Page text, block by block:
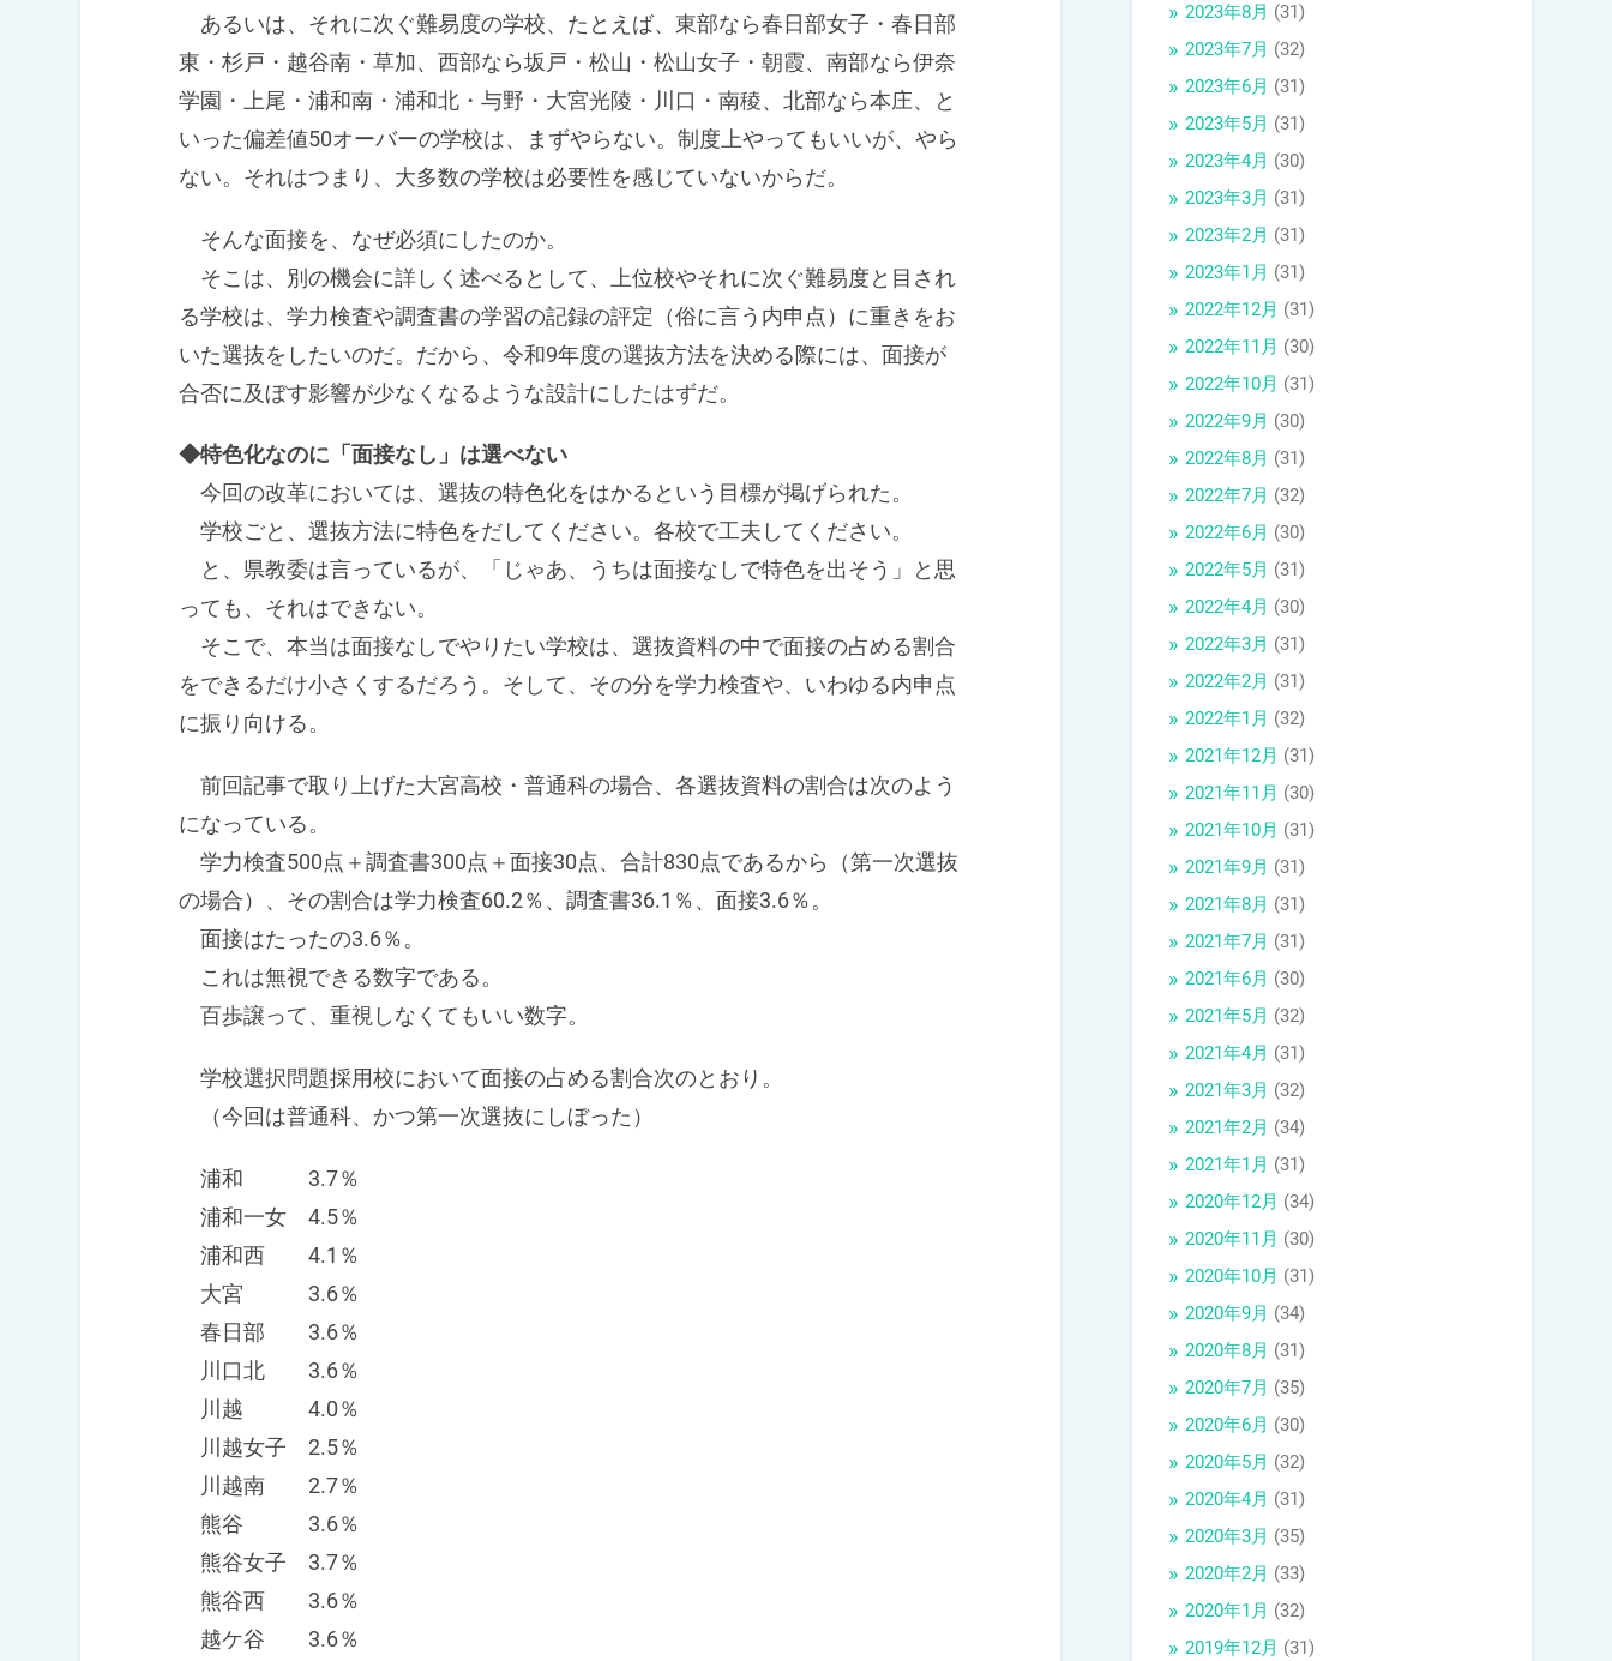
あるいは、それに次ぐ難易度の学校、たとえば、東部なら春日部女子・春日部
東・杉戸・越谷南・草加、西部なら坂戸・松山・松山女子・朝霞、南部なら伊奈
学園・上尾・浦和南・浦和北・与野・大宮光陵・川口・南稜、北部なら本庄、と
いった偏差値50オーバーの学校は、まずやらない。制度上やってもいいが、やら
ない。それはつまり、大多数の学校は必要性を感じていないからだ。
そんな面接を、なぜ必須にしたのか。
そこは、別の機会に詳しく述べるとして、上位校やそれに次ぐ難易度と目され
る学校は、学力検査や調査書の学習の記録の評定（俗に言う内申点）に重きをお
いた選抜をしたいのだ。だから、令和9年度の選抜方法を決める際には、面接が
合否に及ぼす影響が少なくなるような設計にしたはずだ。
◆特色化なのに「面接なし」は選べない
今回の改革においては、選抜の特色化をはかるという目標が掲げられた。
学校ごと、選抜方法に特色をだしてください。各校で工夫してください。
と、県教委は言っているが、「じゃあ、うちは面接なしで特色を出そう」と思
っても、それはできない。
そこで、本当は面接なしでやりたい学校は、選抜資料の中で面接の占める割合
をできるだけ小さくするだろう。そして、その分を学力検査や、いわゆる内申点
に振り向ける。
前回記事で取り上げた大宮高校・普通科の場合、各選抜資料の割合は次のよう
になっている。
学力検査500点＋調査書300点＋面接30点、合計830点であるから（第一次選抜
の場合）、その割合は学力検査60.2％、調査書36.1％、面接3.6％。
面接はたったの3.6％。
これは無視できる数字である。
百歩譲って、重視しなくてもいい数字。
学校選択問題採用校において面接の占める割合次のとおり。
（今回は普通科、かつ第一次選抜にしぼった）
浦和 3.7％
浦和一女 4.5％
浦和西 4.1％
大宮 3.6％
春日部 3.6％
川口北 3.6％
川越 4.0％
川越女子 2.5％
川越南 2.7％
熊谷 3.6％
熊谷女子 3.7％
熊谷西 3.6％
越ケ谷 3.6％
2023年8月 (31)
2023年7月 (32)
2023年6月 (31)
2023年5月 (31)
2023年4月 (30)
2023年3月 (31)
2023年2月 (31)
2023年1月 (31)
2022年12月 (31)
2022年11月 (30)
2022年10月 (31)
2022年9月 (30)
2022年8月 (31)
2022年7月 (32)
2022年6月 (30)
2022年5月 (31)
2022年4月 (30)
2022年3月 (31)
2022年2月 (31)
2022年1月 (32)
2021年12月 (31)
2021年11月 (30)
2021年10月 (31)
2021年9月 (31)
2021年8月 (31)
2021年7月 (31)
2021年6月 (30)
2021年5月 (32)
2021年4月 (31)
2021年3月 (32)
2021年2月 (34)
2021年1月 (31)
2020年12月 (34)
2020年11月 (30)
2020年10月 (31)
2020年9月 (34)
2020年8月 (31)
2020年7月 (35)
2020年6月 (30)
2020年5月 (32)
2020年4月 (31)
2020年3月 (35)
2020年2月 (33)
2020年1月 (32)
2019年12月 (31)